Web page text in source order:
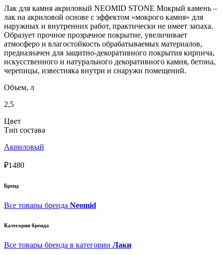
Лак для камня акриловый NEOMID STONE Мокрый камень –
лак на акриловой основе с эффектом «мокрого камня» для
наружных и внутренних работ, практически не имеет запаха.
Образует прочное прозрачное покрытие, увеличивает
атмосферо и влагостойкость обрабатываемых материалов,
предназначен для защитно-декоративного покрытия кирпича,
искусственного и натурального декоративного камня, бетона,
черепицы, известняка внутри и снаружи помещений.
Объем, л
2,5
Цвет
Тип состава
Акриловый
₽1480
Бренд
Все товары бренда Neomid
Категория бренда
Все товары бренда в категории Лаки